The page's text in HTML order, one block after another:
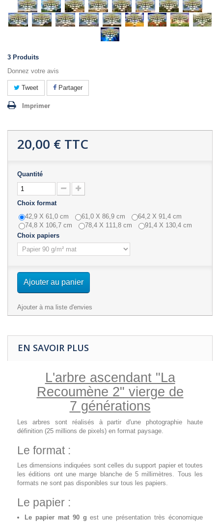
3 Produits
Donnez votre avis
Tweet Partager
Imprimer
20,00 € TTC
Quantité
Choix format
42,9 X 61,0 cm
61,0 X 86,9 cm
64,2 X 91,4 cm
74,8 X 106,7 cm
78,4 X 111,8 cm
91,4 X 130,4 cm
Choix papiers
Ajouter au panier
Ajouter à ma liste d'envies
EN SAVOIR PLUS
L'arbre ascendant "La
Recoumène 2" vierge de
7 générations
Les arbres sont réalisés à partir d'une photographie haute
définition (25 millions de pixels) en format paysage.
Le format :
Les dimensions indiquées sont celles du support papier et toutes
les éditions ont une marge blanche de 5 millimètres. Tous les
formats ne sont pas disponibles sur tous les papiers.
Le papier :
Le papier mat 90 g est une présentation très économique